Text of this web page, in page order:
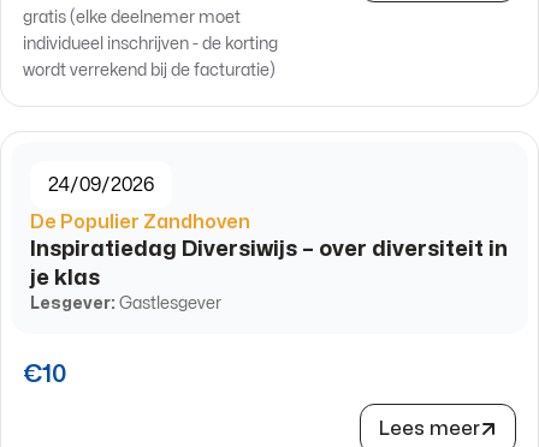
gratis (elke deelnemer moet
individueel inschrijven - de korting
wordt verrekend bij de facturatie)
24/09/2026
De Populier Zandhoven
Inspiratiedag Diversiwijs – over diversiteit in
je klas
Lesgever: Gastlesgever
€10
Lees meer